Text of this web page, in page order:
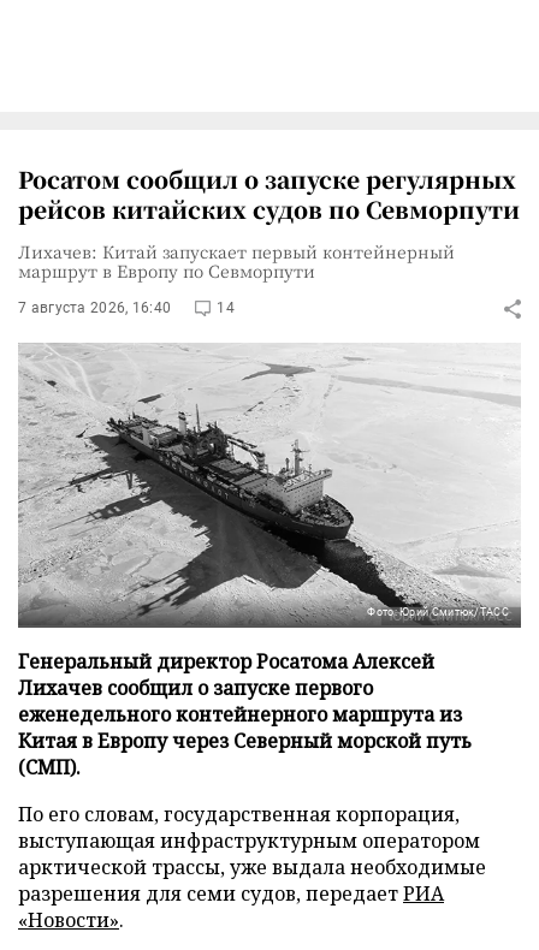
Росатом сообщил о запуске регулярных
рейсов китайских судов по Севморпути
Лихачев: Китай запускает первый контейнерный
маршрут в Европу по Севморпути
7 августа 2026, 16:40 14
Фото: Юрий Смитюк/ТАСС
Генеральный директор Росатома Алексей
Лихачев сообщил о запуске первого
еженедельного контейнерного маршрута из
Китая в Европу через Северный морской путь
(СМП).
По его словам, государственная корпорация,
выступающая инфраструктурным оператором
арктической трассы, уже выдала необходимые
разрешения для семи судов, передаетРИА
«Новости».